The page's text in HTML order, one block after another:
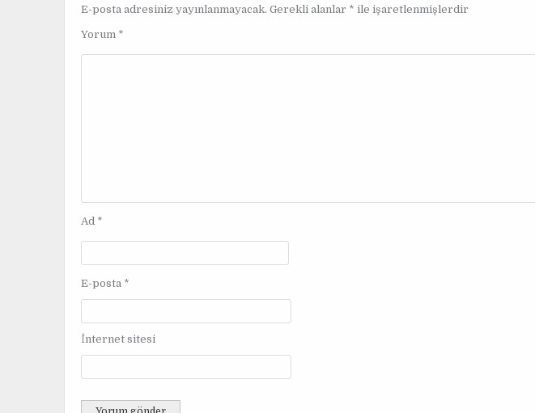
g
e
s
E-posta adresiniz yayınlanmayacak. Gerekli alanlar * ile işaretlenmişlerdir
Yorum *
Ad *
E-posta *
İnternet sitesi